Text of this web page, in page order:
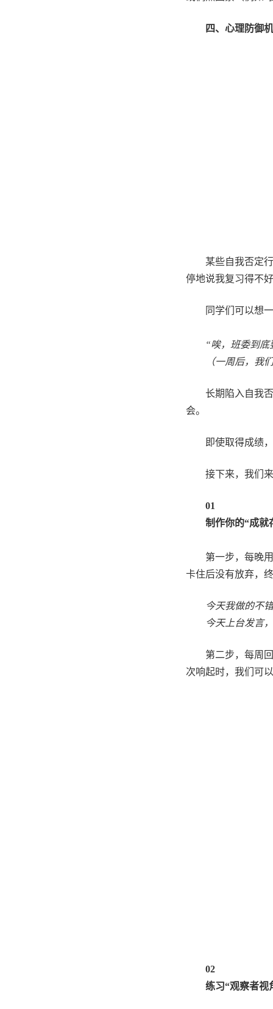
四、心理防御
某些自我否定
停地说我复习得不好
同学们可以想
“唉，班委到
（一周后，我
长期陷入自我
会。
即使取得成绩
接下来，我们
01
制作你的“成就
第一步，每晚
卡住后没有放弃，
今天我做的不
今天上台发言
第二步，每周
次响起时，我们可
02
练习“观察者视